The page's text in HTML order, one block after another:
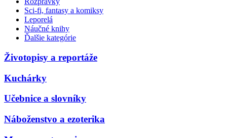
Sci-fi, fantasy a komiksy
Leporelá
Náučné knihy
Ďalšie kategórie
Životopisy a reportáže
Kuchárky
Učebnice a slovníky
Náboženstvo a ezoterika